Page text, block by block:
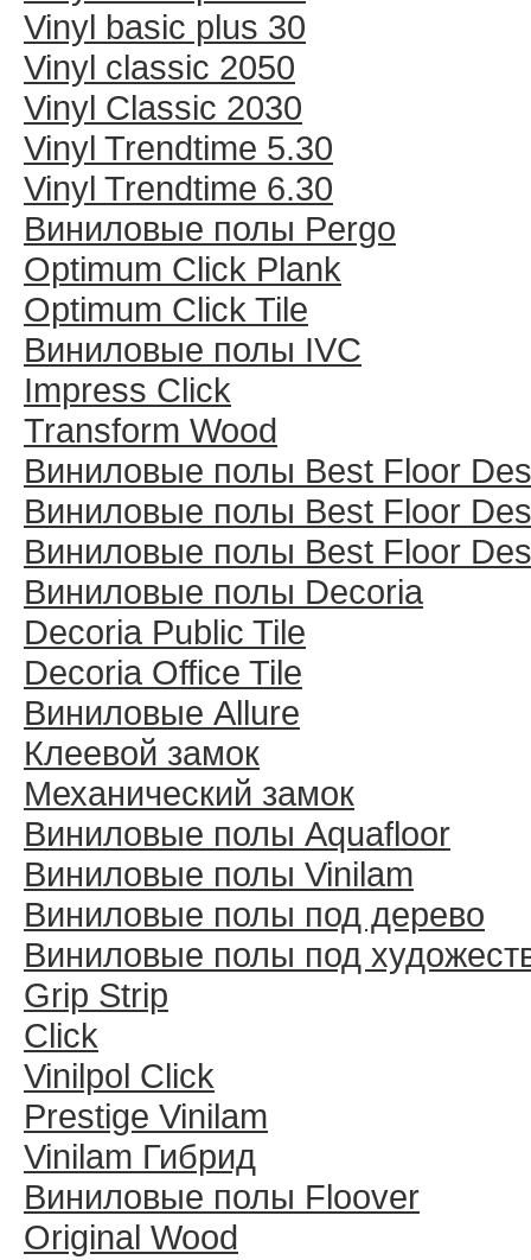
Vinyl basic plus 30
Vinyl classic 2050
Vinyl Classic 2030
Vinyl Trendtime 5.30
Vinyl Trendtime 6.30
Виниловые полы Pergo
Optimum Click Plank
Optimum Click Tile
Виниловые полы IVC
Impress Click
Transform Wood
Виниловые полы Best Floor
Виниловые полы Best Floor
Виниловые полы Best Floor
Виниловые полы Decoria
Decoria Public Tile
Decoria Office Tile
Виниловые Allure
Клеевой замок
Механический замок
Виниловые полы Aquafloor
Виниловые полы Vinilam
Виниловые полы под дерево
Виниловые полы под
Grip Strip
Click
Vinilpol Click
Prestige Vinilam
Vinilam Гибрид
Виниловые полы Floover
Original Wood